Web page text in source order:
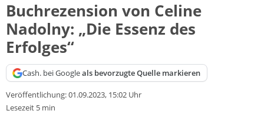
Buchrezension von Celine
Nadolny: „Die Essenz des
Erfolges“
Cash. bei Googleals bevorzugte Quelle markieren
Veröffentlichung:01.09.2023, 15:02 Uhr
Lesezeit 5 min